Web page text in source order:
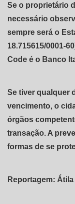
Se o proprietário
necessário
sempre será o
18.715615/0001-
Code é o Banco
Se tiver qualquer
vencimento, o
órgãos
transação. A
formas de se
Reportagem: